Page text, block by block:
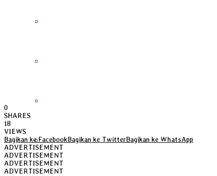
Kalimantan Barat
0
SHARES
18
VIEWS
Bagikan ke FacebookBagikan ke TwitterBagikan ke WhatsApp
ADVERTISEMENT
ADVERTISEMENT
ADVERTISEMENT
ADVERTISEMENT